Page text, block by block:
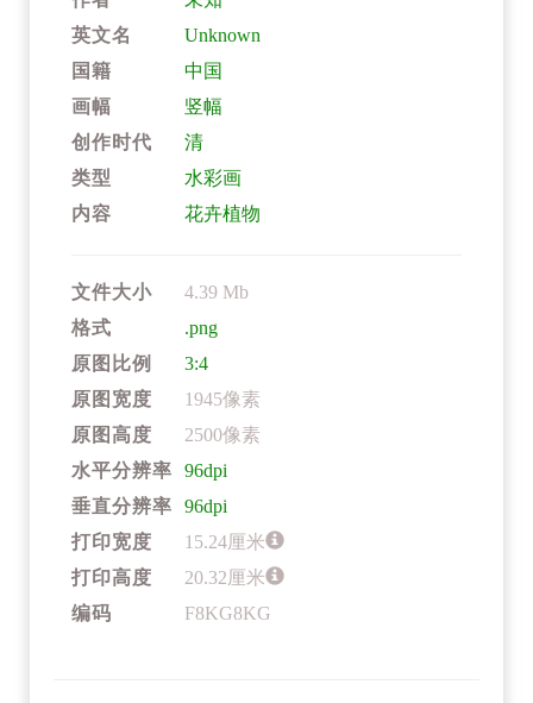
英文名
Unknown
国籍
中国
画幅
竖幅
创作时代
清
类型
水彩画
内容
花卉植物
文件大小
4.39 Mb
格式
.png
原图比例
3:4
原图宽度
1945像素
原图高度
2500像素
水平分辨率
96dpi
垂直分辨率
96dpi
打印宽度
15.24厘米
打印高度
20.32厘米
编码
F8KG8KG